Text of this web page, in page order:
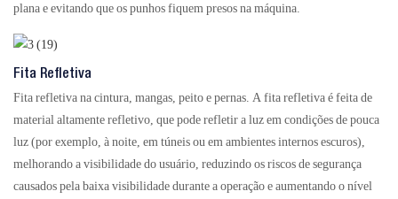
plana e evitando que os punhos fiquem presos na máquina.
Fita Refletiva
Fita refletiva na cintura, mangas, peito e pernas. A fita refletiva é feita de
material altamente refletivo, que pode refletir a luz em condições de pouca
luz (por exemplo, à noite, em túneis ou em ambientes internos escuros),
melhorando a visibilidade do usuário, reduzindo os riscos de segurança
causados ​​pela baixa visibilidade durante a operação e aumentando o nível